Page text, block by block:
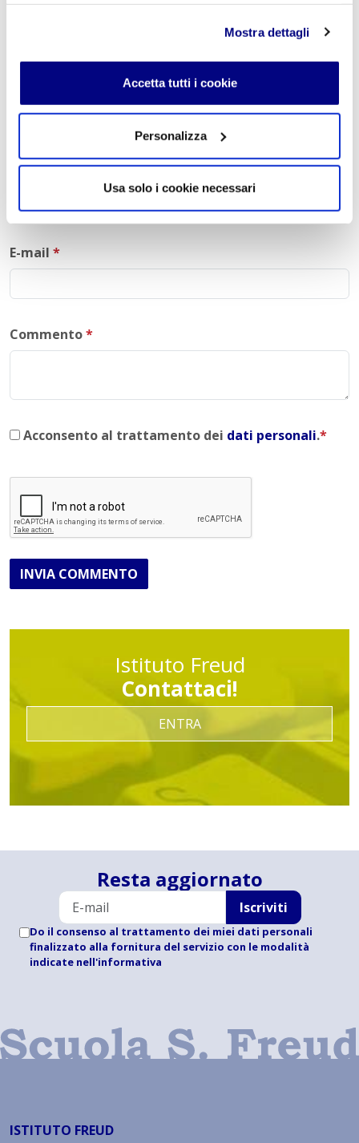
Mostra dettagli
Accetta tutti i cookie
Personalizza
Usa solo i cookie necessari
Liceo Scientifico Milano
Lascia un commento
L'indirizzo email non verrà pubblicato. I campi
obbligatori sono contrassegnati con
Nome*
E-mail *
Commento*
Acconsento al trattamento dei dati personali.*
INVIA COMMENTO
Istituto Freud
Contattaci!
ENTRA
Resta aggiornato
Iscriviti
Do il consenso al trattamento dei miei dati personali
finalizzato alla fornitura del servizio con le modalità
indicate nell'informativa
ISTITUTO FREUD